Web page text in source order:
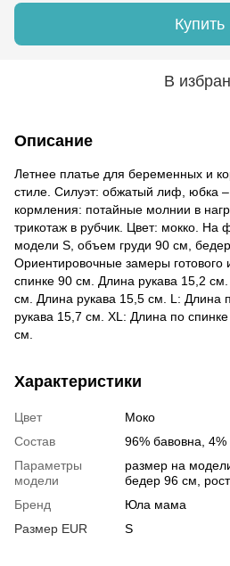
Купить
В
Описание
Летнее платье для беременных и
стиле. Силуэт: обжатый лиф, юбка –
кормления: потайные молнии в
трикотаж в рубчик. Цвет: мокко. На
модели S, объем груди 90 см,
Ориентировочные замеры готового
спинке 90 см. Длина рукава 15,2
см. Длина рукава 15,5 см. L: Длина
рукава 15,7 см. ХL: Длина по
см.
Характеристики
Цвет
Моко
Состав
96% бавовна, 4%
Параметры
модели
размер на
бедер 96 см,
Бренд
Юла мама
Размер EUR
S